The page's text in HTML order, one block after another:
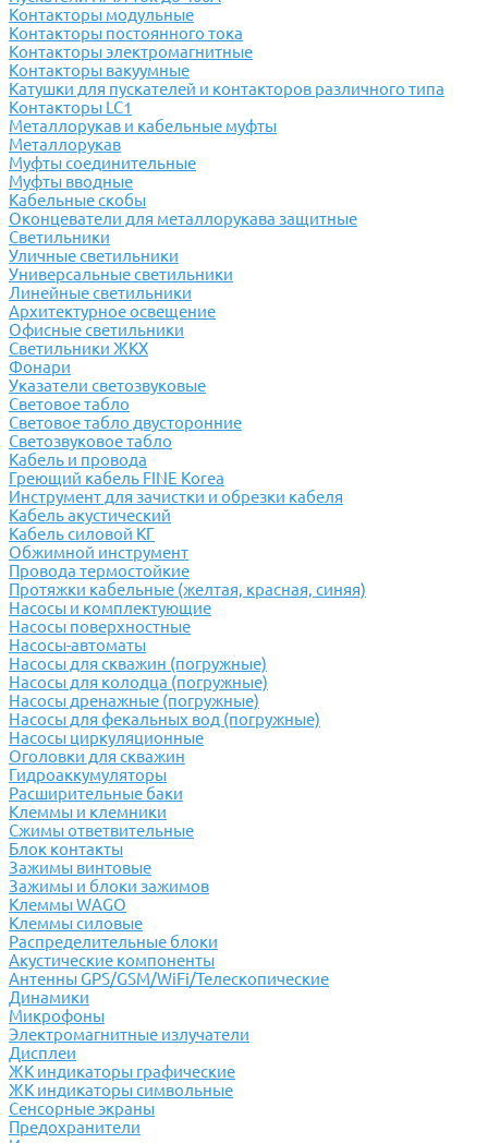
Контакторы модульные
Контакторы постоянного тока
Контакторы электромагнитные
Контакторы вакуумные
Катушки для пускателей и контакторов различного типа
Контакторы LC1
Металлорукав и кабельные муфты
Металлорукав
Муфты соединительные
Муфты вводные
Кабельные скобы
Оконцеватели для металлорукава защитные
Светильники
Уличные светильники
Универсальные светильники
Линейные светильники
Архитектурное освещение
Офисные светильники
Светильники ЖКХ
Фонари
Указатели светозвуковые
Световое табло
Световое табло двусторонние
Светозвуковое табло
Кабель и провода
Греющий кабель FINE Korea
Инструмент для зачистки и обрезки кабеля
Кабель акустический
Кабель силовой КГ
Обжимной инструмент
Провода термостойкие
Протяжки кабельные (желтая, красная, синяя)
Насосы и комплектующие
Насосы поверхностные
Насосы-автоматы
Насосы для скважин (погружные)
Насосы для колодца (погружные)
Насосы дренажные (погружные)
Насосы для фекальных вод (погружные)
Насосы циркуляционные
Оголовки для скважин
Гидроаккумуляторы
Расширительные баки
Клеммы и клемники
Cжимы ответвительные
Блок контакты
Зажимы винтовые
Зажимы и блоки зажимов
Клеммы WAGO
Клеммы силовые
Распределительные блоки
Акустические компоненты
Антенны GPS/GSM/WiFi/Телескопические
Динамики
Микрофоны
Электромагнитные излучатели
Дисплеи
ЖК индикаторы графические
ЖК индикаторы символьные
Сенсорные экраны
Предохранители